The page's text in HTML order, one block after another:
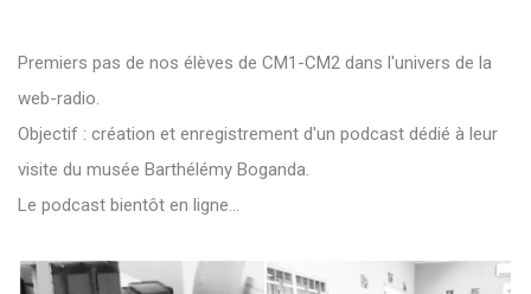
Premiers pas de nos élèves de CM1-CM2 dans l'univers de la
web-radio.
Objectif : création et enregistrement d'un podcast dédié à leur
visite du musée Barthélémy Boganda.
Le podcast bientôt en ligne...